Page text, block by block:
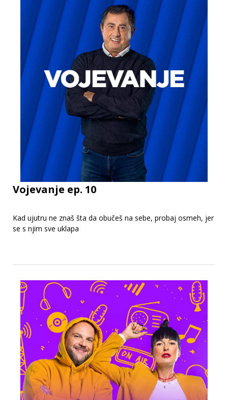
Vojevanje ep. 10
Kad ujutru ne znaš šta da obučeš na sebe, probaj osmeh, jer
se s njim sve uklapa